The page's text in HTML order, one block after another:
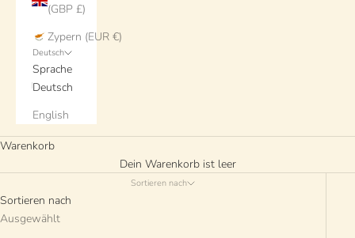
(GBP £)
Zypern (EUR €)
Deutsch
Sprache
Deutsch
English
Warenkorb
Dein Warenkorb ist leer
Sortieren nach
Sortieren nach
Ausgewählt